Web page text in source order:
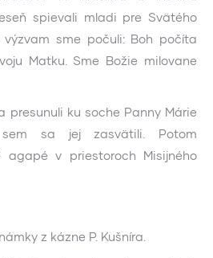
spievali mladi pre Svätého
sme počuli: Boh počíta
Matku. Sme Božie milovane
presunuli ku soche Panny Márie
sem sa jej zasvätili. Potom
agapé v priestoroch Misijného
z kázne P. Kušníra.